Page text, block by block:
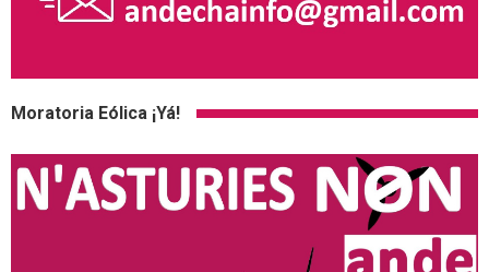
Moratoria Eólica ¡Yá!